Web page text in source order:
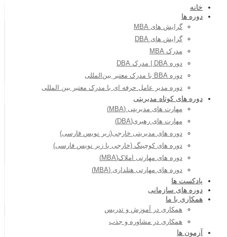
خانه
دوره ها
گرایش های MBA
گرایش های DBA
مدرک MBA
دوره DBA | مدرک DBA
دوره BBA با مدرک معتبر بین‌المللی
دوره مدیر عامل حرفه ای با مدرک معتبر بین المللی
دوره های کوتاه مدیریتی
مهارت های مدیریتی (MBA)
مهارت های رهبری(DBA)
دوره های مدیریتی خارجی(زیر نویس فارسی)
دوره های کوچینگ (خارجی با زیر نویس فارسی)
دوره های مهارتی املاک(MBA)
دوره های مهارتی هتلداری (MBA)
پادکست ها
دوره های سازمانی
همکاری با ما
همکاری در آموزش و تدریس
همکاری در مشاوره و جذب
آزمون ها